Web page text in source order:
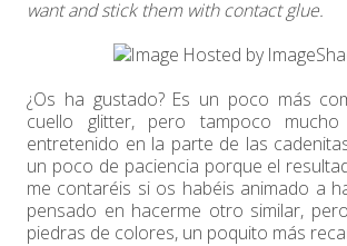
want and stick them with contact glue.
¿Os ha gustado? Es un poco más
cuello glitter, pero tampoco
entretenido en la parte de las
un poco de paciencia porque el
me contaréis si os habéis animado a
pensado en hacerme otro similar,
piedras de colores, un poquito más